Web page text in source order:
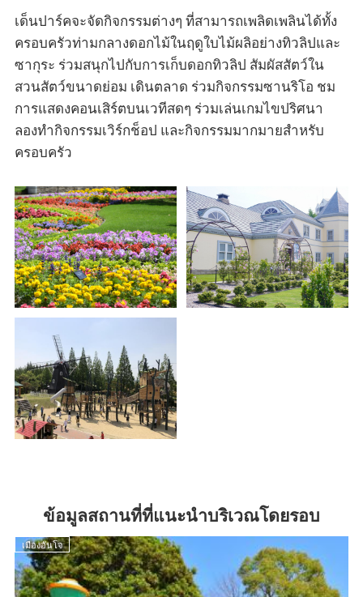
เด็นปาร์คจะจัดกิจกรรมต่างๆ ที่สามารถเพลิดเพลินได้ทั้ง
ครอบครัวท่ามกลางดอกไม้ในฤดูใบไม้ผลิอย่างทิวลิปและ
ซากุระ ร่วมสนุกไปกับการเก็บดอกทิวลิป สัมผัสสัตว์ใน
สวนสัตว์ขนาดย่อม เดินตลาด ร่วมกิจกรรมซานริโอ ชม
การแสดงคอนเสิร์ตบนเวทีสดๆ ร่วมเล่นเกมไขปริศนา
ลองทำกิจกรรมเวิร์กช็อป และกิจกรรมมากมายสำหรับ
ครอบครัว
ข้อมูลสถานที่ที่แนะนำบริเวณโดยรอบ
เมืองอันโจ